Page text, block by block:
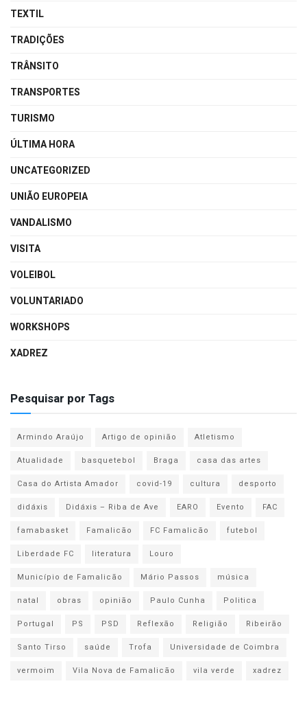
TEXTIL
TRADIÇÕES
TRÂNSITO
TRANSPORTES
TURISMO
ÚLTIMA HORA
UNCATEGORIZED
UNIÃO EUROPEIA
VANDALISMO
VISITA
VOLEIBOL
VOLUNTARIADO
WORKSHOPS
XADREZ
Pesquisar por Tags
Armindo Araújo Artigo de opinião
Atletismo
Atualidade
basquetebol Braga
casa das artes
Casa do Artista Amador
covid-19 cultura
desporto
didáxis
Didáxis – Riba de Ave EARO Evento
FAC
famabasket
Famalicão FC Famalicão
futebol
Liberdade FC
literatura
Louro
Município de Famalicão
Mário Passos
música
natal
obras opinião Paulo Cunha
Politica
Portugal
PS PSD Reflexão Religião
Ribeirão
Santo Tirso
saúde Trofa
Universidade de Coimbra
vermoim
Vila Nova de Famalicão vila verde xadrez